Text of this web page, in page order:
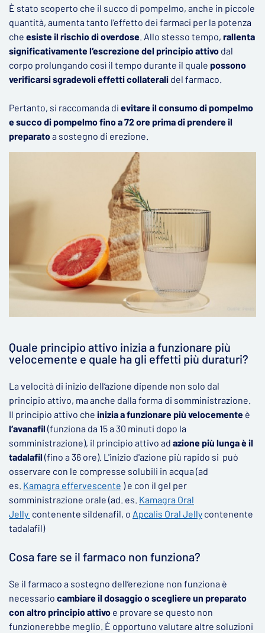
È stato scoperto che il succo di pompelmo, anche in piccole
quantità, aumenta tanto l’effetto dei farmaci per la potenza
che esiste il rischio di overdose . Allo stesso tempo, rallenta
significativamente l‘escrezione del principio attivo dal
corpo prolungando così il tempo durante il quale possono
verificarsi sgradevoli effetti collaterali del farmaco.
Pertanto, si raccomanda di evitare il consumo di pompelmo
e succo di pompelmo fino a 72 ore prima di prendere il
preparatoa sostegno di erezione.
Quale principio attivo inizia a funzionare più
velocemente e quale ha gli effetti più duraturi?
La velocità di inizio dell‘azione dipende non solo dal
principio attivo, ma anche dalla forma di somministrazione.
Il principio attivo che inizia a funzionare più velocemente è
l‘avanafil (funziona da 15 a 30 minuti dopo la
somministrazione), il principio attivo ad azione più lunga è il
tadalafil (fino a 36 ore). L'inizio d'azione più rapido si può
osservare con le compresse solubili in acqua (ad
es. Kamagra effervescente ) e con il gel per
somministrazione orale (ad. es. Kamagra Oral
Jelly contenente sildenafil, o Apcalis Oral Jelly contenente
tadalafil)
Cosa fare se il farmaco non funziona?
Se il farmaco a sostegno dell‘erezione non funziona è
necessario cambiare il dosaggio o scegliere un preparato
con altro principio attivo e provare se questo non
funzionerebbe meglio. È opportuno valutare altre soluzioni